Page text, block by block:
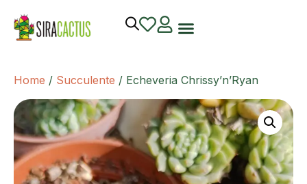
Home / Succulente / Echeveria Chrissy’n’Ryan